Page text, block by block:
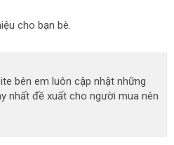
cho bạn bè.
bên em luôn cập nhật những
nhất đề xuất cho người mua nên